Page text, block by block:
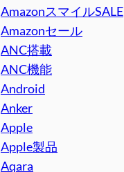
AmazonスマイルSALE
Amazonセール
ANC搭載
ANC機能
Android
Anker
Apple
Apple製品
Aqara